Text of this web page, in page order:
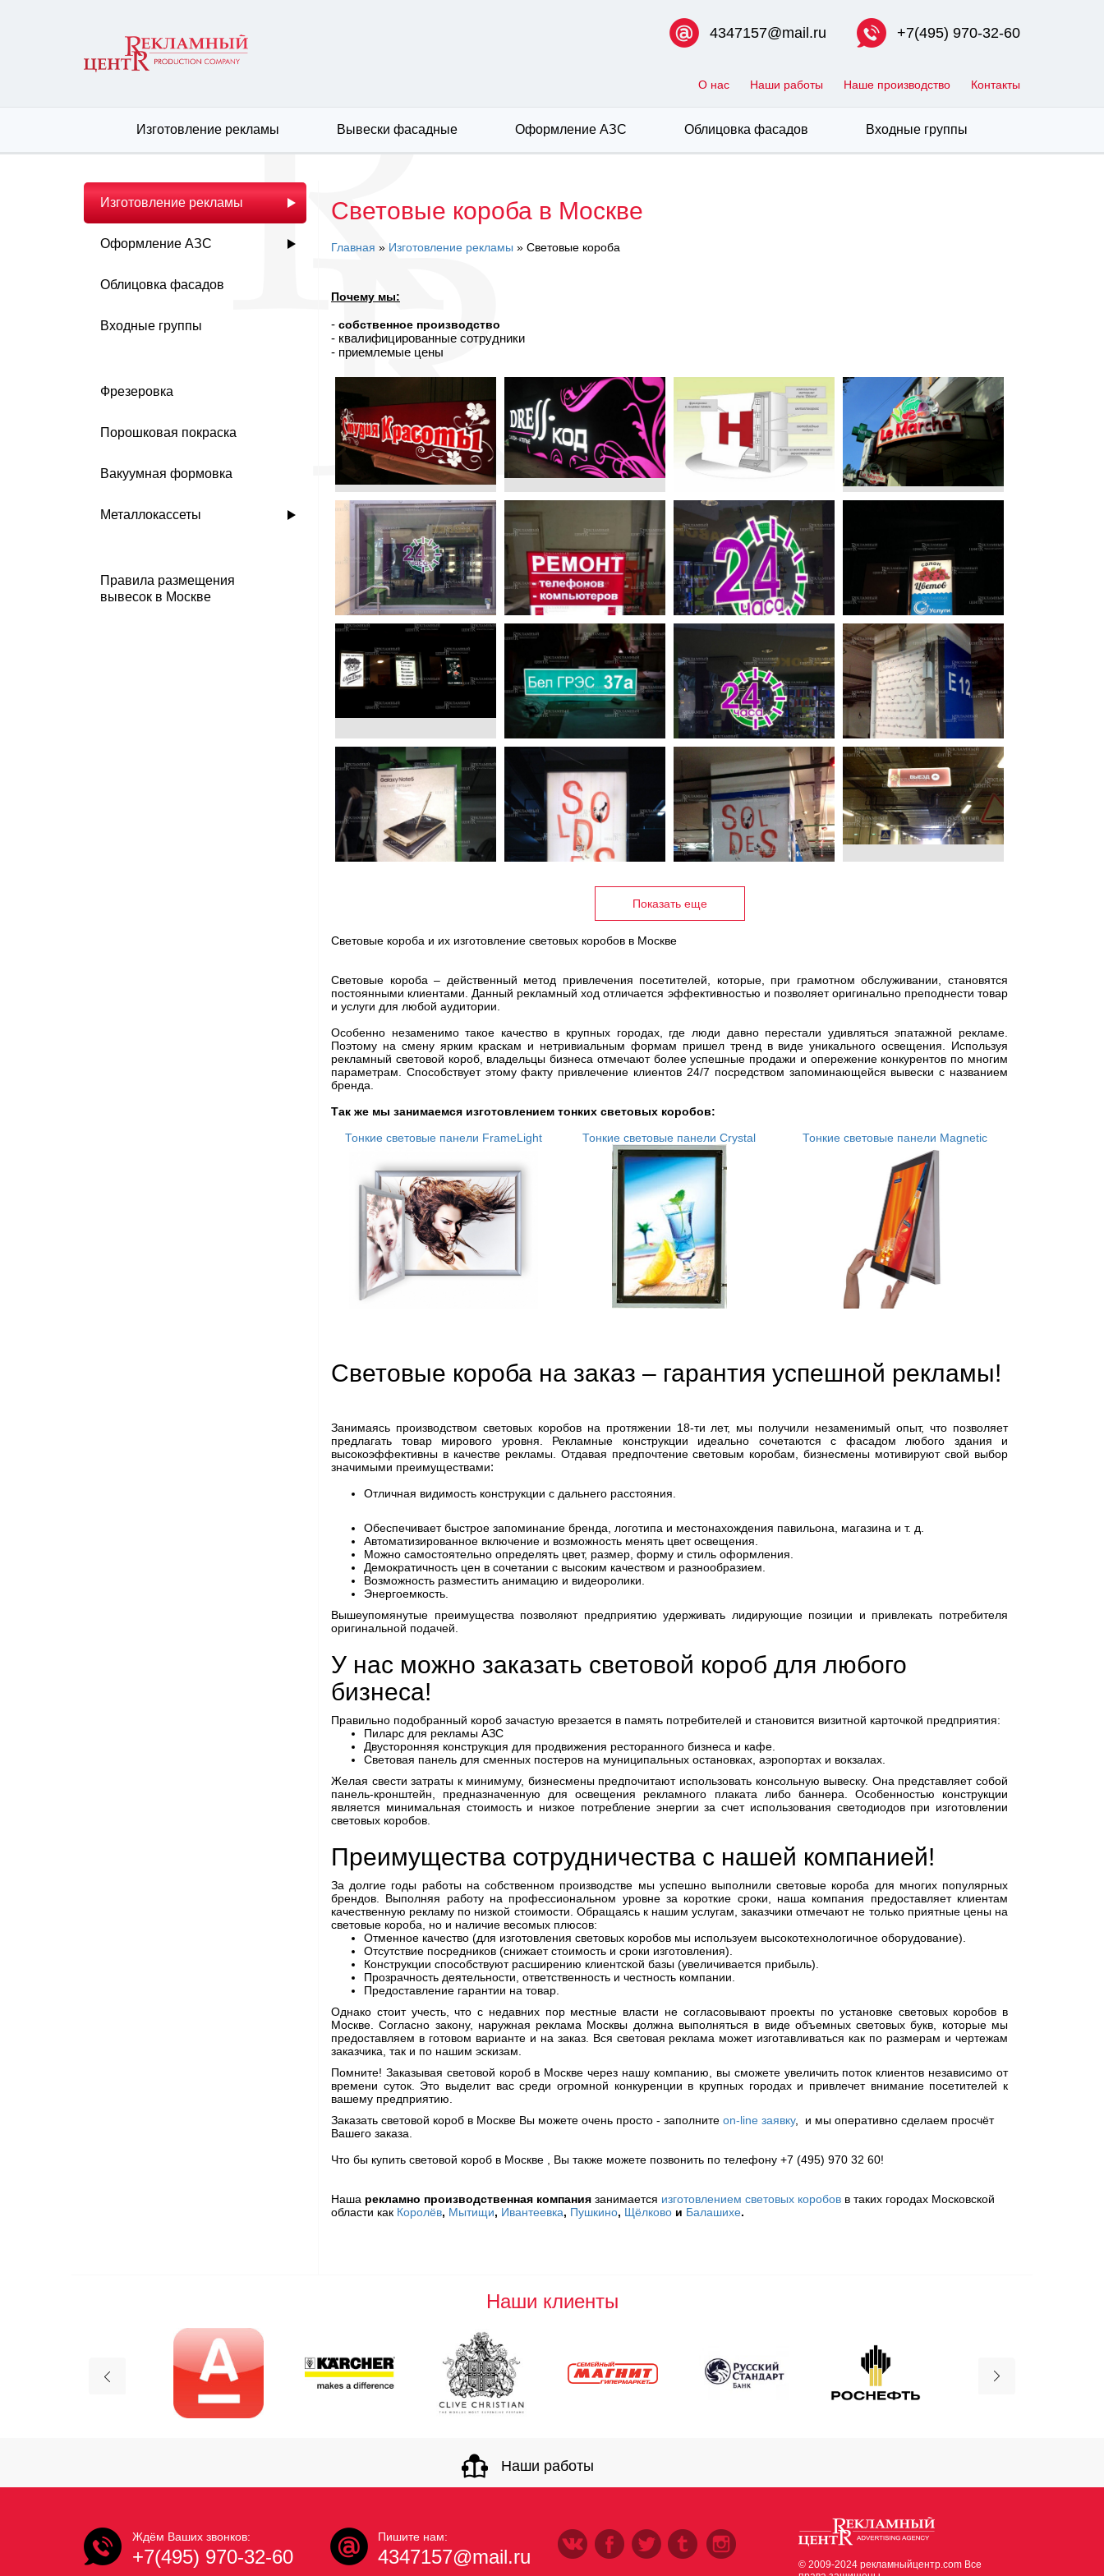
4347157@mail.ru +7(495) 970-32-60
О нас Наши работы Наше производство Контакты
Изготовление рекламы Вывески фасадные Оформление АЗС Облицовка фасадов Входные группы
Изготовление рекламы
Оформление АЗС
Облицовка фасадов
Входные группы
Фрезеровка
Порошковая покраска
Вакуумная формовка
Металлокассеты
Правила размещения
вывесок в Москве
Световые короба в Москве
Главная » Изготовление рекламы » Световые короба
Почему мы:
- собственное производство
- квалифицированные сотрудники
- приемлемые цены
Показать еще
Световые короба и их изготовление световых коробов в Москве
Световые короба – действенный метод привлечения посетителей, которые, при грамотном обслуживании, становятся
постоянными клиентами. Данный рекламный ход отличается эффективностью и позволяет оригинально преподнести товар
и услуги для любой аудитории.
Особенно незаменимо такое качество в крупных городах, где люди давно перестали удивляться эпатажной рекламе.
Поэтому на смену ярким краскам и нетривиальным формам пришел тренд в виде уникального освещения. Используя
рекламный световой короб, владельцы бизнеса отмечают более успешные продажи и опережение конкурентов по многим
параметрам. Способствует этому факту привлечение клиентов 24/7 посредством запоминающейся вывески с названием
бренда.
Так же мы занимаемся изготовлением тонких световых коробов:
Тонкие световые панели FrameLight
Тонкие световые панели Crystal Тонкие световые панели Magnetic
Световые короба на заказ – гарантия успешной рекламы!
Занимаясь производством световых коробов на протяжении 18-ти лет, мы получили незаменимый опыт, что позволяет
предлагать товар мирового уровня. Рекламные конструкции идеально сочетаются с фасадом любого здания и
высокоэффективны в качестве рекламы. Отдавая предпочтение световым коробам, бизнесмены мотивируют свой выбор
значимыми преимуществами:
Отличная видимость конструкции с дальнего расстояния.
Обеспечивает быстрое запоминание бренда, логотипа и местонахождения павильона, магазина и т. д.
Автоматизированное включение и возможность менять цвет освещения.
Можно самостоятельно определять цвет, размер, форму и стиль оформления.
Демократичность цен в сочетании с высоким качеством и разнообразием.
Возможность разместить анимацию и видеоролики.
Энергоемкость.
Вышеупомянутые преимущества позволяют предприятию удерживать лидирующие позиции и привлекать потребителя
оригинальной подачей.
У нас можно заказать световой короб для любого
бизнеса!
Правильно подобранный короб зачастую врезается в память потребителей и становится визитной карточкой предприятия:
Пиларс для рекламы АЗС
Двусторонняя конструкция для продвижения ресторанного бизнеса и кафе.
Световая панель для сменных постеров на муниципальных остановках, аэропортах и вокзалах.
Желая свести затраты к минимуму, бизнесмены предпочитают использовать консольную вывеску. Она представляет собой
панель-кронштейн, предназначенную для освещения рекламного плаката либо баннера. Особенностью конструкции
является минимальная стоимость и низкое потребление энергии за счет использования светодиодов при изготовлении
световых коробов.
Преимущества сотрудничества с нашей компанией!
За долгие годы работы на собственном производстве мы успешно выполнили световые короба для многих популярных
брендов. Выполняя работу на профессиональном уровне за короткие сроки, наша компания предоставляет клиентам
качественную рекламу по низкой стоимости. Обращаясь к нашим услугам, заказчики отмечают не только приятные цены на
световые короба, но и наличие весомых плюсов:
Отменное качество (для изготовления световых коробов мы используем высокотехнологичное оборудование).
Отсутствие посредников (снижает стоимость и сроки изготовления).
Конструкции способствуют расширению клиентской базы (увеличивается прибыль).
Прозрачность деятельности, ответственность и честность компании.
Предоставление гарантии на товар.
Однако стоит учесть, что с недавних пор местные власти не согласовывают проекты по установке световых коробов в
Москве. Согласно закону, наружная реклама Москвы должна выполняться в виде объемных световых букв, которые мы
предоставляем в готовом варианте и на заказ. Вся световая реклама может изготавливаться как по размерам и чертежам
заказчика, так и по нашим эскизам.
Помните! Заказывая световой короб в Москве через нашу компанию, вы сможете увеличить поток клиентов независимо от
времени суток. Это выделит вас среди огромной конкуренции в крупных городах и привлечет внимание посетителей к
вашему предприятию.
Заказать световой короб в Москве Вы можете очень просто - заполните on-line заявку, и мы оперативно сделаем просчёт
Вашего заказа.
Что бы купить световой короб в Москве , Вы также можете позвонить по телефону +7 (495) 970 32 60!
Наша рекламно производственная компания занимается изготовлением световых коробов в таких городах Московской
области как Королёв, Мытищи, Ивантеевка, Пушкино, Щёлково и Балашихе.
Наши клиенты
Наши работы
Ждём Ваших звонков:
+7(495) 970-32-60
Пишите нам:
4347157@mail.ru
© 2009-2024 рекламныйцентр.com Все